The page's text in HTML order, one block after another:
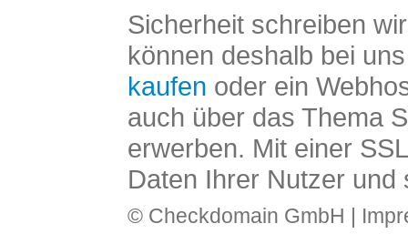
Sicherheit schreiben
können deshalb bei
kaufen oder ein
auch über das Thema
erwerben. Mit einer
Daten Ihrer Nutzer und
© Checkdomain GmbH |